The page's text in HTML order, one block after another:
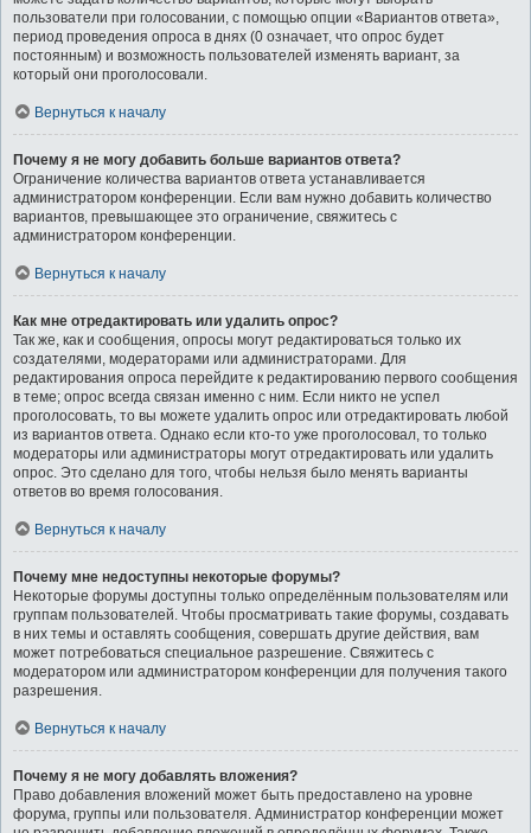
пользователи при голосовании, с помощью опции «Вариантов ответа»,
период проведения опроса в днях (0 означает, что опрос будет
постоянным) и возможность пользователей изменять вариант, за
который они проголосовали.
Вернуться к началу
Почему я не могу добавить больше вариантов ответа?
Ограничение количества вариантов ответа устанавливается
администратором конференции. Если вам нужно добавить количество
вариантов, превышающее это ограничение, свяжитесь с
администратором конференции.
Вернуться к началу
Как мне отредактировать или удалить опрос?
Так же, как и сообщения, опросы могут редактироваться только их
создателями, модераторами или администраторами. Для
редактирования опроса перейдите к редактированию первого сообщения
в теме; опрос всегда связан именно с ним. Если никто не успел
проголосовать, то вы можете удалить опрос или отредактировать любой
из вариантов ответа. Однако если кто-то уже проголосовал, то только
модераторы или администраторы могут отредактировать или удалить
опрос. Это сделано для того, чтобы нельзя было менять варианты
ответов во время голосования.
Вернуться к началу
Почему мне недоступны некоторые форумы?
Некоторые форумы доступны только определённым пользователям или
группам пользователей. Чтобы просматривать такие форумы, создавать
в них темы и оставлять сообщения, совершать другие действия, вам
может потребоваться специальное разрешение. Свяжитесь с
модератором или администратором конференции для получения такого
разрешения.
Вернуться к началу
Почему я не могу добавлять вложения?
Право добавления вложений может быть предоставлено на уровне
форума, группы или пользователя. Администратор конференции может